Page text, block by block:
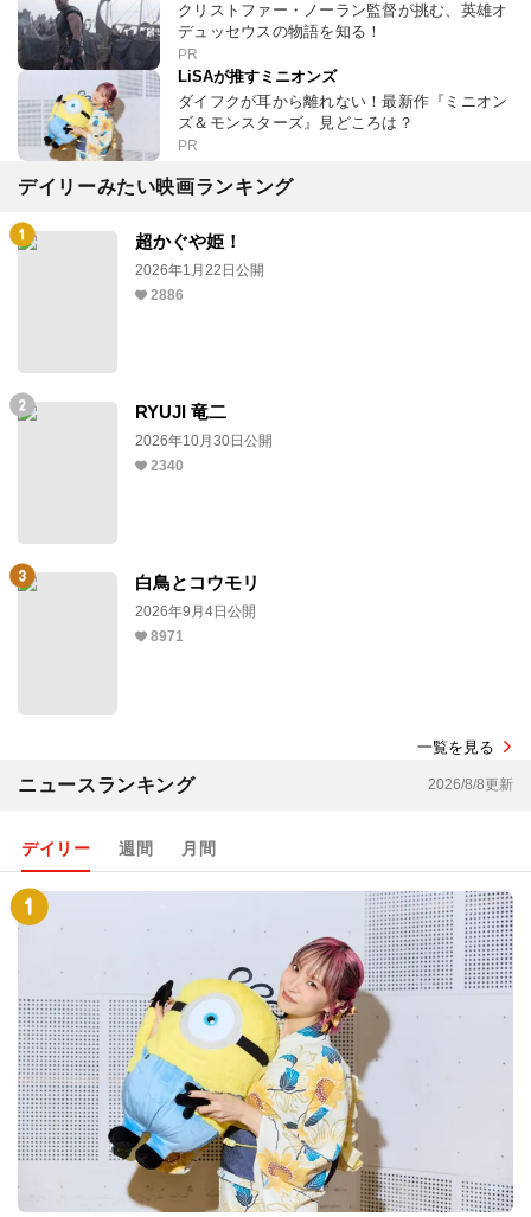
クリストファー・ノーラン監督が挑む、英雄オ
デュッセウスの物語を知る！
PR
LiSAが推すミニオンズ
ダイフクが耳から離れない！最新作『ミニオン
ズ＆モンスターズ』見どころは？
PR
デイリーみたい映画ランキング
超かぐや姫！
2026年1月22日公開
2886
RYUJI 竜二
2026年10月30日公開
2340
白鳥とコウモリ
2026年9月4日公開
8971
一覧を見る
ニュースランキング 2026/8/8更新
デイリー 週間 月間